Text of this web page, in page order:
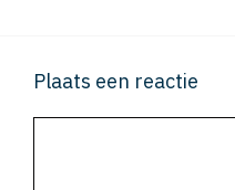
Plaats een reactie